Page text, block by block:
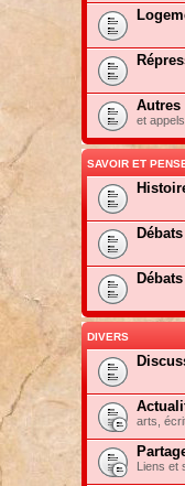
Autres
et
SAVOIR ET
DIVERS
arts,
Liens et